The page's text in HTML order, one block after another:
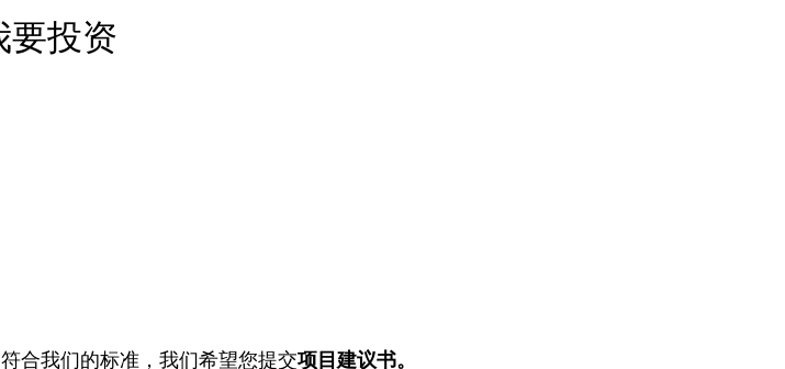
要投资
合我们的标准，我们希望您提交项目建议书。